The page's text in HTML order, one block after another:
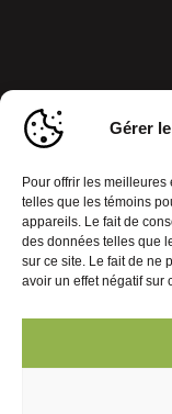
Gérer
Pour offrir les
telles que les témoins
appareils. Le fait de
des données telles que
sur ce site. Le fait de ne
avoir un effet négatif sur
© 2026 Journal